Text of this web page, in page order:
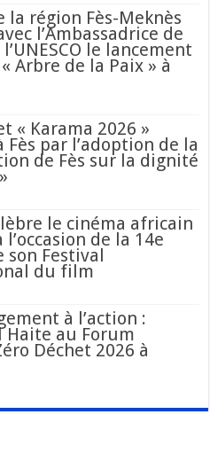
la région Fès-Meknès
l’Ambassadrice de
le lancement
Arbre de la Paix » à
« Karama 2026 »
Fès par l’adoption de la
de Fès sur la dignité
le cinéma africain
de la 14e
son Festival
du film
à l’action :
Haite au Forum
Déchet 2026 à